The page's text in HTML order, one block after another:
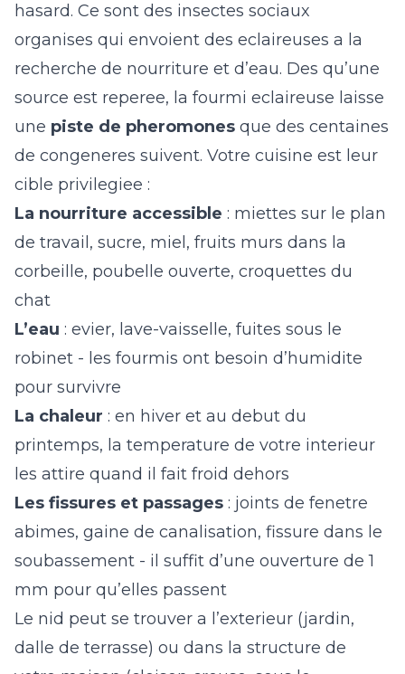
hasard. Ce sont des insectes sociaux
organises qui envoient des eclaireuses a la
recherche de nourriture et d’eau. Des qu’une
source est reperee, la fourmi eclaireuse laisse
une piste de pheromones que des centaines
de congeneres suivent. Votre cuisine est leur
cible privilegiee :
La nourriture accessible : miettes sur le plan
de travail, sucre, miel, fruits murs dans la
corbeille, poubelle ouverte, croquettes du
chat
L’eau : evier, lave-vaisselle, fuites sous le
robinet - les fourmis ont besoin d’humidite
pour survivre
La chaleur : en hiver et au debut du
printemps, la temperature de votre interieur
les attire quand il fait froid dehors
Les fissures et passages : joints de fenetre
abimes, gaine de canalisation, fissure dans le
soubassement - il suffit d’une ouverture de 1
mm pour qu’elles passent
Le nid peut se trouver a l’exterieur (jardin,
dalle de terrasse) ou dans la structure de